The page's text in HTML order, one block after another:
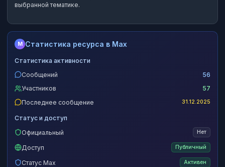
выбранной тематике.
M Статистика ресурса в Max
Статистика активности
Сообщений
56
Участников
57
Последнее сообщение
31.12.2025
Статус и доступ
Официальный
Нет
Доступ Публичный
Статус Max Активен